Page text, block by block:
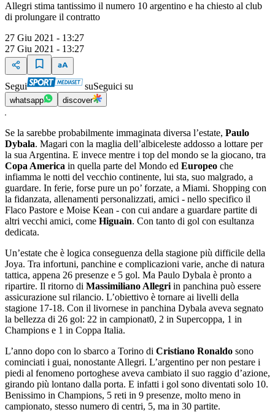
Allegri stima tantissimo il numero 10 argentino e ha chiesto al club
di prolungare il contratto
27 Giu 2021 - 13:27
27 Giu 2021 - 13:27
Segui suSeguici su
whatsapp discover
Se la sarebbe probabilmente immaginata diversa l’estate, Paulo
Dybala. Magari con la maglia dell’albiceleste addosso a lottare per
la sua Argentina. E invece mentre i top del mondo se la giocano, tra
Copa America in quella parte del Mondo ed Europeo che
infiamma le notti del vecchio continente, lui sta, suo malgrado, a
guardare. In ferie, forse pure un po’ forzate, a Miami. Shopping con
la fidanzata, allenamenti personalizzati, amici - nello specifico il
Flaco Pastore e Moise Kean - con cui andare a guardare partite di
altri vecchi amici, come Higuain. Con tanto di gol con esultanza
dedicata.
Un’estate che è logica conseguenza della stagione più difficile della
Joya. Tra infortuni, panchine e complicazioni varie, anche di natura
tattica, appena 26 presenze e 5 gol. Ma Paulo Dybala è pronto a
ripartire. Il ritorno di Massimiliano Allegri in panchina può essere
assicurazione sul rilancio. L’obiettivo è tornare ai livelli della
stagione 17-18. Con il livornese in panchina Dybala aveva segnato
la bellezza di 26 gol: 22 in campionat0, 2 in Supercoppa, 1 in
Champions e 1 in Coppa Italia.
L’anno dopo con lo sbarco a Torino di Cristiano Ronaldo sono
cominciati i guai, nonostante Allegri. L’argentino per non pestare i
piedi al fenomeno portoghese aveva cambiato il suo raggio d’azione,
girando più lontano dalla porta. E infatti i gol sono diventati solo 10.
Benissimo in Champions, 5 reti in 9 presenze, molto meno in
campionato, stesso numero di centri, 5, ma in 30 partite.